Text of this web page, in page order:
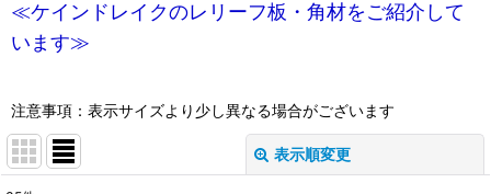
≪ケインドレイクのレリーフ板・角材をご紹介して
います≫
注意事項：表示サイズより少し異なる場合がございます
表示順変更